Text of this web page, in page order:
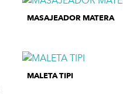
MASAJEADOR MATERA
MALETA TIPI